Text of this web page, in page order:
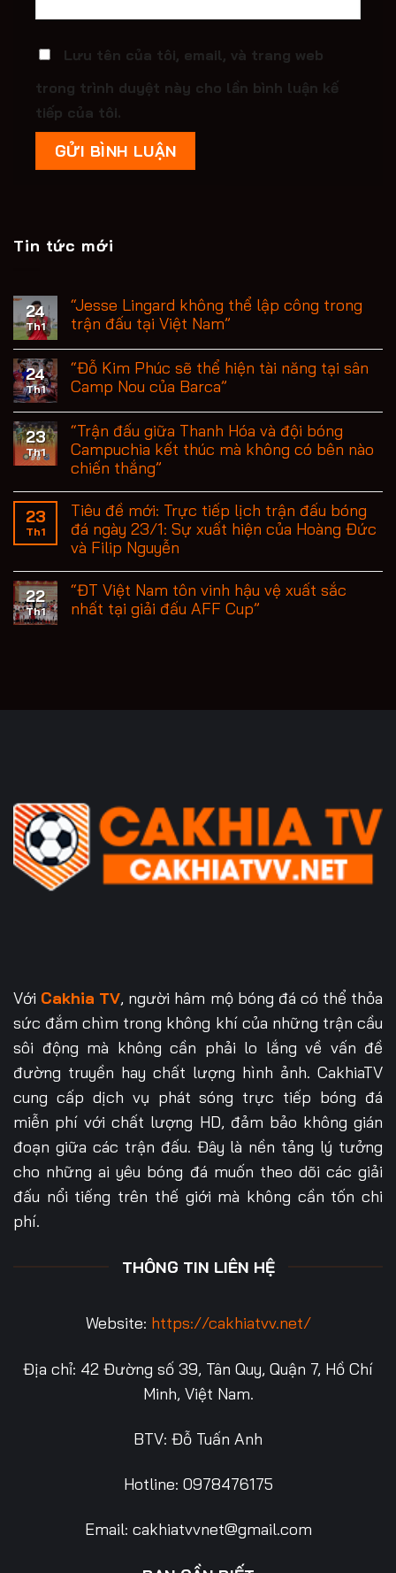
Lưu tên của tôi, email, và trang web
trong trình duyệt này cho lần bình luận kế
tiếp của tôi.
Tin tức mới
24
Th1
“Jesse Lingard không thể lập công trong
trận đấu tại Việt Nam”
24
Th1
“Đỗ Kim Phúc sẽ thể hiện tài năng tại sân
Camp Nou của Barca”
23
Th1
“Trận đấu giữa Thanh Hóa và đội bóng
Campuchia kết thúc mà không có bên nào
chiến thắng”
23
Th1
Tiêu đề mới: Trực tiếp lịch trận đấu bóng
đá ngày 23/1: Sự xuất hiện của Hoàng Đức
và Filip Nguyễn
22
Th1
“ĐT Việt Nam tôn vinh hậu vệ xuất sắc
nhất tại giải đấu AFF Cup”
Với Cakhia TV, người hâm mộ bóng đá có thể thỏa
sức đắm chìm trong không khí của những trận cầu
sôi động mà không cần phải lo lắng về vấn đề
đường truyền hay chất lượng hình ảnh. CakhiaTV
cung cấp dịch vụ phát sóng trực tiếp bóng đá
miễn phí với chất lượng HD, đảm bảo không gián
đoạn giữa các trận đấu. Đây là nền tảng lý tưởng
cho những ai yêu bóng đá muốn theo dõi các giải
đấu nổi tiếng trên thế giới mà không cần tốn chi
phí.
THÔNG TIN LIÊN HỆ
Website: https://cakhiatvv.net/
Địa chỉ: 42 Đường số 39, Tân Quy, Quận 7, Hồ Chí
Minh, Việt Nam.
BTV: Đỗ Tuấn Anh
Hotline: 0978476175
Email: cakhiatvvnet@gmail.com